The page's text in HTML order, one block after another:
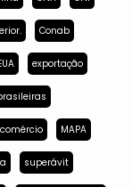
Conab
exportação
MAPA
superávit